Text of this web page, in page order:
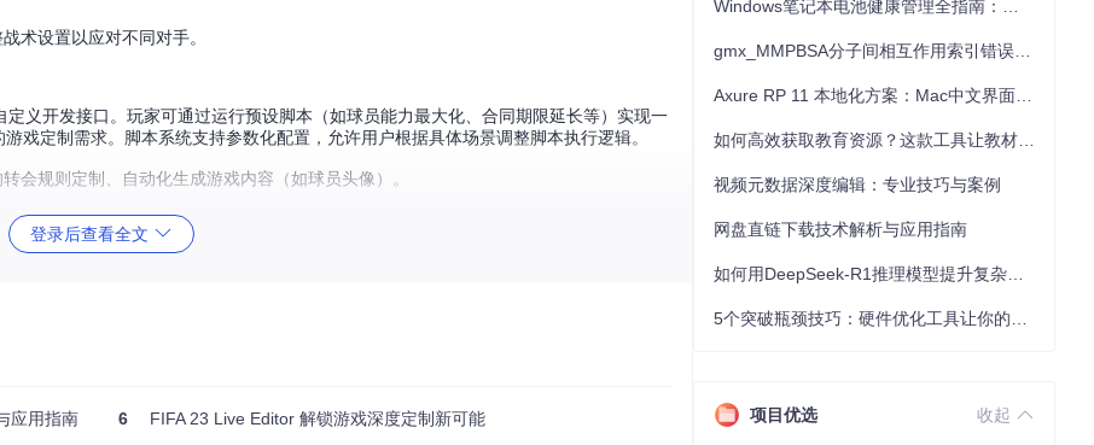
术设置以应对不同对手。
义开发接口。玩家可通过运行预设脚本（如球员能力最大化、合同期限延长等）实现一
戏定制需求。脚本系统支持参数化配置，允许用户根据具体场景调整脚本执行逻辑。
会规则定制、自动化生成游戏内容（如球员头像）。
式扩展工具功能。现有模组覆盖球员编辑器增强、生涯模式等级上限提升、转会逻辑优
登录后查看全文
应用指南 6 FIFA 23 Live Editor 解锁游戏深度定制新可能
视频元数据深度编辑：专业技巧与案例
网盘直链下载技术解析与应用指南
项目优选 收起